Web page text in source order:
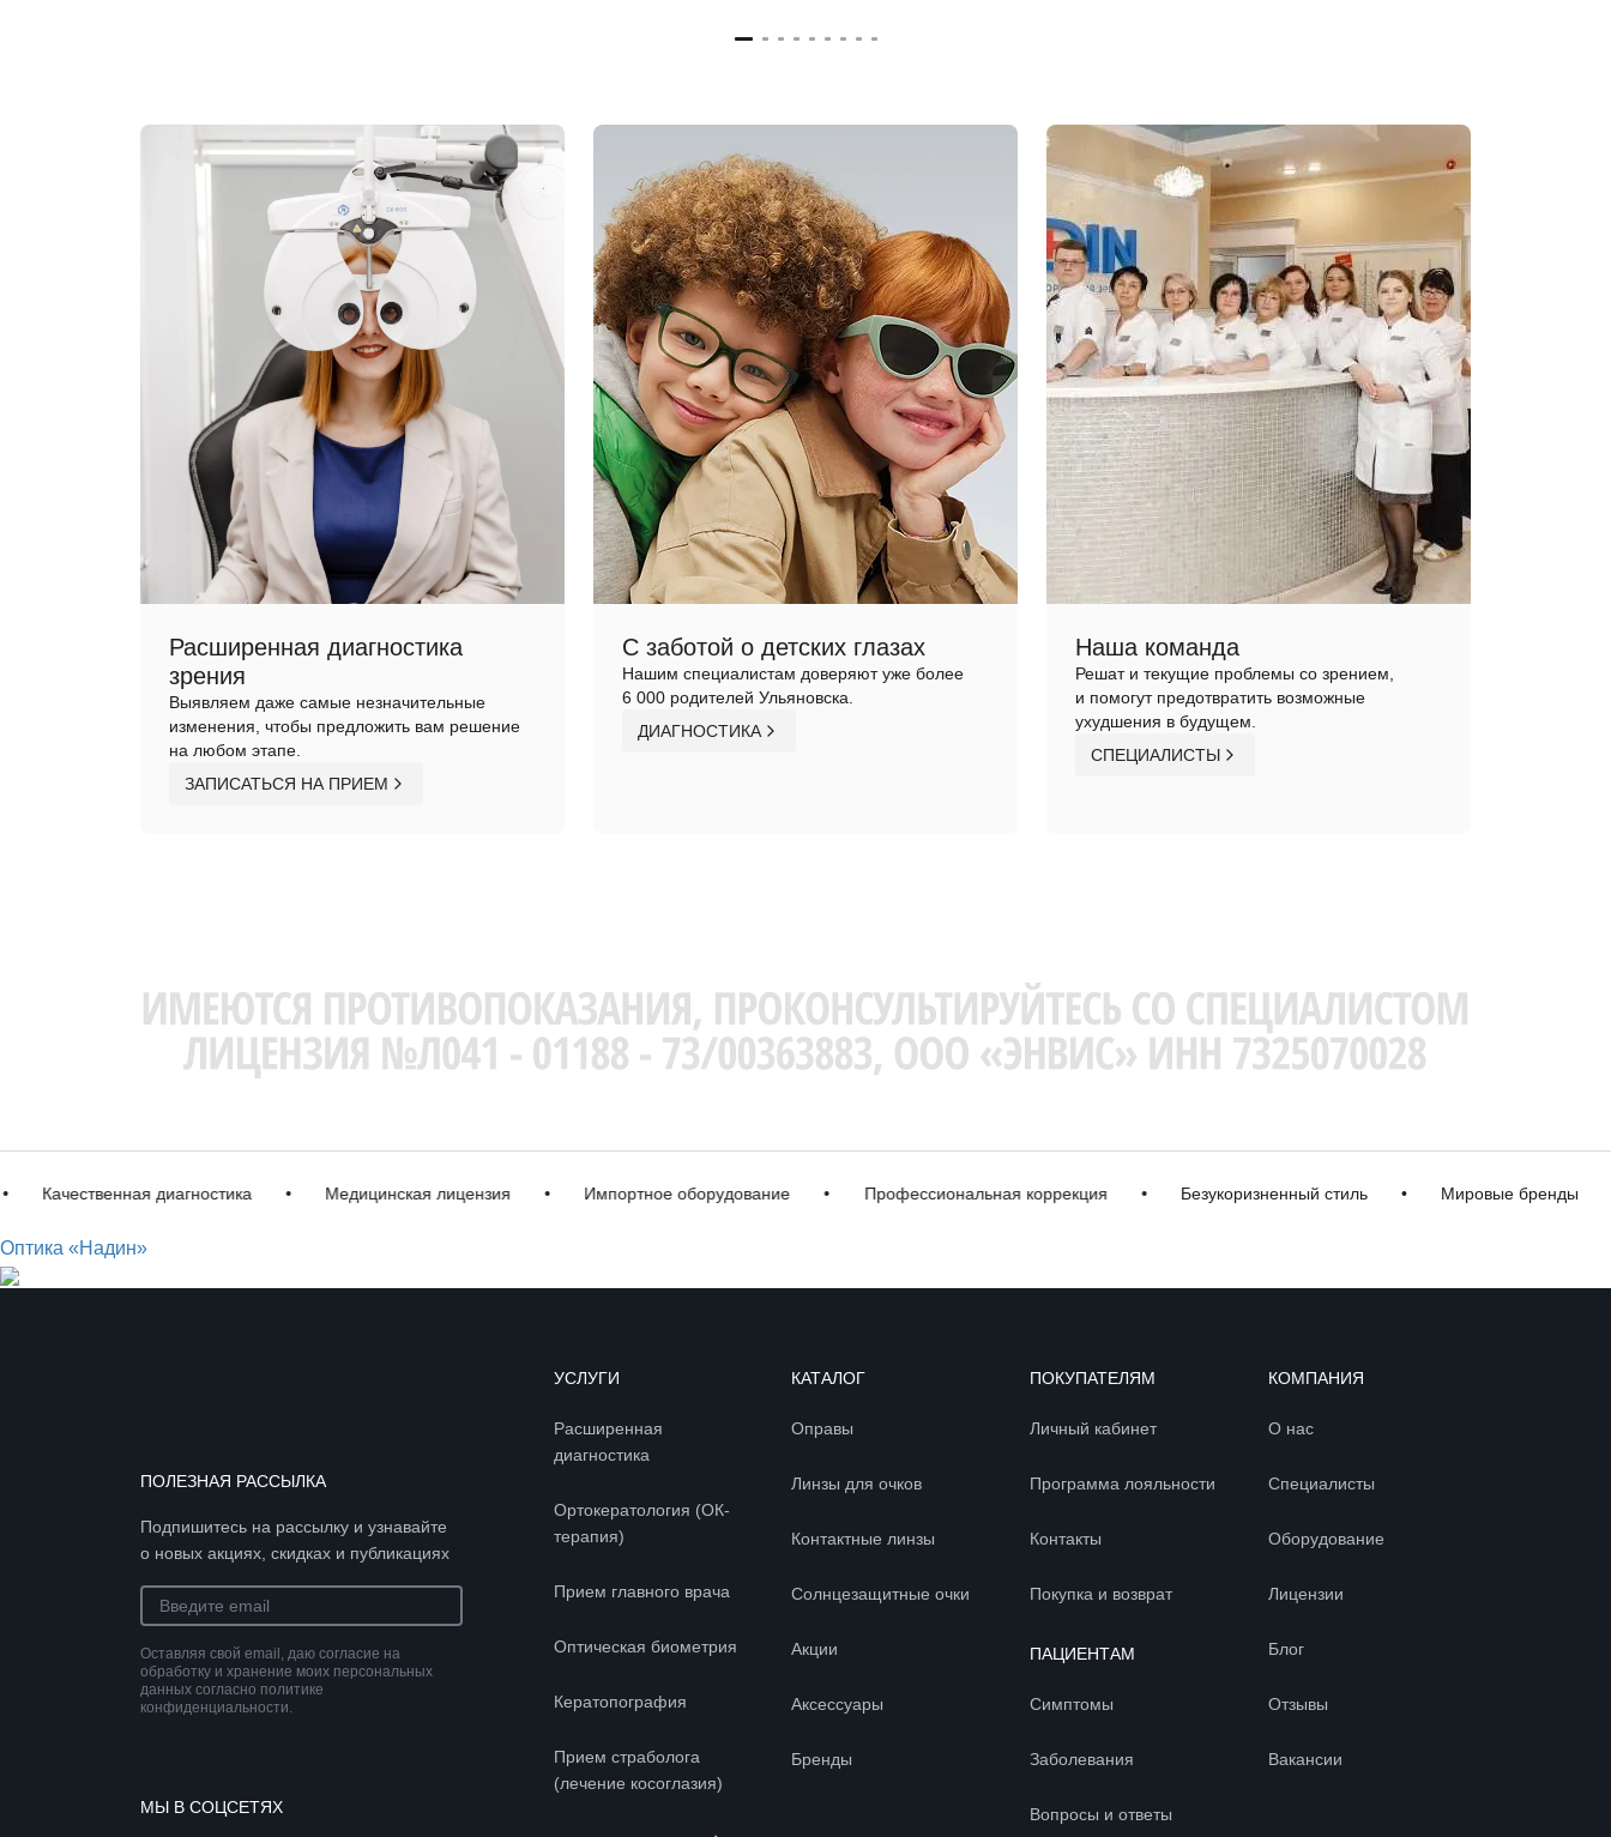
Расширенная диагностика
зрения
Выявляем даже самые незначительные
изменения, чтобы предложить вам решение
на любом этапе.
ЗАПИСАТЬСЯ НА ПРИЕМ
С заботой о детских глазах
Нашим специалистам доверяют уже более
6 000 родителей Ульяновска.
ДИАГНОСТИКА
Наша команда
Решат и текущие проблемы со зрением,
и помогут предотвратить возможные
ухудшения в будущем.
СПЕЦИАЛИСТЫ
Качественная диагностика • Медицинская лицензия • Импортное оборудование • Профессиональная коррекция • Безукоризненный стиль • Мировые бренды •
Оптика «Надин»
ПОЛЕЗНАЯ РАССЫЛКА
Подпишитесь на рассылку и узнавайте
о новых акциях, скидках и публикациях
Оставляя свой email, даю согласие на
обработку и хранение моих персональных
данных согласно политике
конфиденциальности.
МЫ В СОЦСЕТЯХ
УСЛУГИ
Расширенная
диагностика
Ортокератология (ОК-
терапия)
Прием главного врача
Оптическая биометрия
Кератопография
Прием страболога
(лечение косоглазия)
КАТАЛОГ
Оправы
Линзы для очков
Контактные линзы
Солнцезащитные очки
Акции
Аксессуары
Бренды
ПОКУПАТЕЛЯМ
Личный кабинет
Программа лояльности
Контакты
Покупка и возврат
ПАЦИЕНТАМ
Симптомы
Заболевания
Вопросы и ответы
КОМПАНИЯ
О нас
Специалисты
Оборудование
Лицензии
Блог
Отзывы
Вакансии